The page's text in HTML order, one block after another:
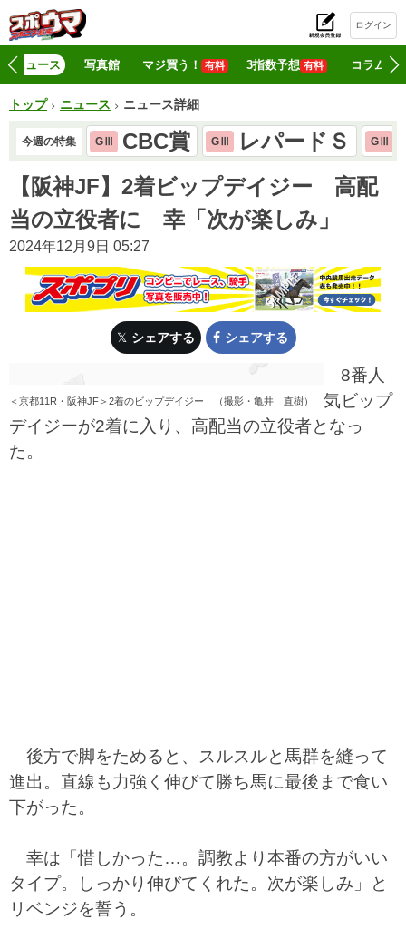
ログイン
ニュース 写真館 マジ買う！ 有料 3指数予想 有料 コラム
トップ ニュース ニュース詳細
今週の特集 GⅢ CBC賞 GⅢ レパードＳ GⅢ
【阪神JF】2着ビップデイジー 高配
当の立役者に 幸「次が楽しみ」
2024年12月9日 05:27
シェアする シェアする
＜京都11R・阪神JF＞2着のビップデイジー （撮影・亀井 直樹）
8番人
気ビップ
デイジーが2着に入り、高配当の立役者となっ
た。
後方で脚をためると、スルスルと馬群を縫って
進出。直線も力強く伸びて勝ち馬に最後まで食い
下がった。
幸は「惜しかった…。調教より本番の方がいい
タイプ。しっかり伸びてくれた。次が楽しみ」と
リベンジを誓う。